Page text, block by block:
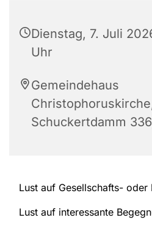
Dienstag, 7. Juli
Uhr
Gemeindehaus
Schuckertdamm
Lust auf Gesellschafts- oder
Lust auf interessante